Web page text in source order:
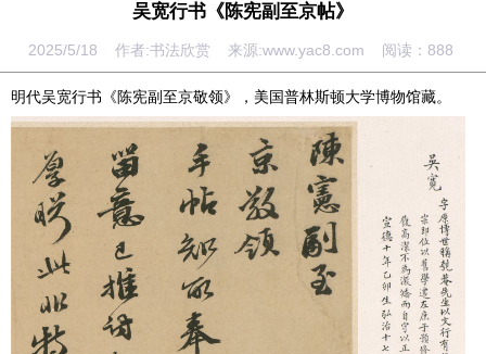
吴宽行书《陈宪副至京帖》
2025/5/18 作者:书法欣赏 来源:www.yac8.com 阅读： 888
明代吴宽行书《陈宪副至京敬领》，美国普林斯顿大学博物馆藏。